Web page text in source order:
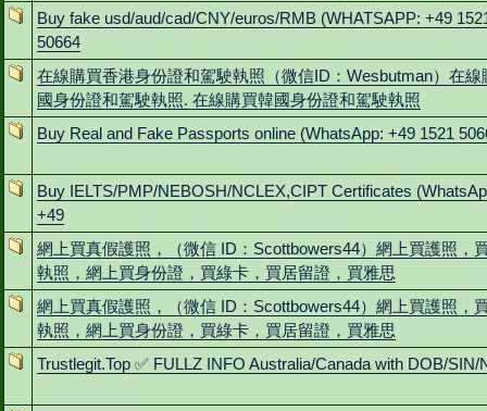
Buy fake usd/aud/cad/CNY/euros/RMB (WHATSAPP: +49
50664
在線購買香港身份證和駕駛執照（微信ID：Wesbutman）在線
國身份證和駕駛執照. 在線購買韓國身份證和駕駛執照
Buy Real and Fake Passports online (WhatsApp: +49 1521
Buy IELTS/PMP/NEBOSH/NCLEX,CIPT Certificates
+49
網上買真假護照，（微信 ID：Scottbowers44）網上買護照，
執照，網上買身份證，買綠卡，買居留證，買雅思
網上買真假護照，（微信 ID：Scottbowers44）網上買護照，
執照，網上買身份證，買綠卡，買居留證，買雅思
Trustlegit.Top ✅ FULLZ INFO Australia/Canada with DOB/SIN/